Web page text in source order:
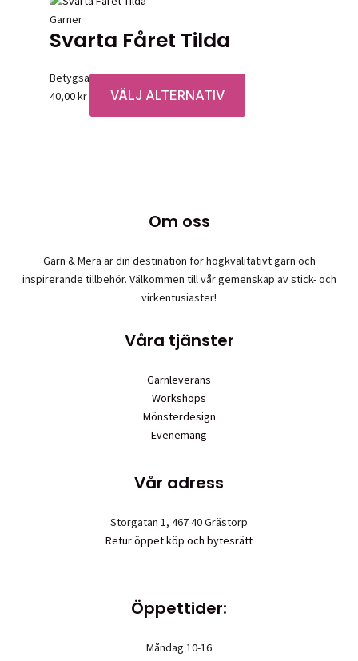
var:
är:
Garner
Svarta Fåret Tilda
Betygsatt0av 5
40,00kr VÄLJ ALTERNATIV
här
kan
väljas
Om oss
Garn & Mera är din destination för högkvalitativt garn och
inspirerande tillbehör. Välkommen till vår gemenskap av stick- och
virkentusiaster!
Våra tjänster
Garnleverans
Workshops
Mönsterdesign
Evenemang
Vår adress
Storgatan 1, 467 40 Grästorp
Retur öppet köp och bytesrätt
Öppettider:
Måndag 10-16